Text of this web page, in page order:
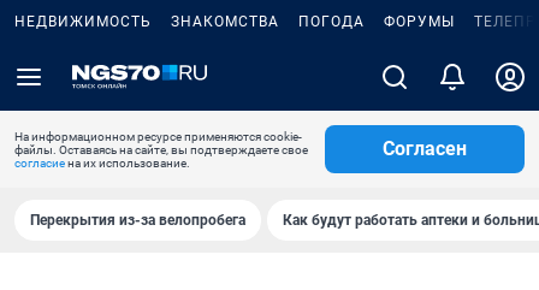
НЕДВИЖИМОСТЬ ЗНАКОМСТВА ПОГОДА ФОРУМЫ
На информационном ресурсе применяются cookie-
файлы. Оставаясь на сайте, вы подтверждаете свое
согласиена их использование.
Согласен
Перекрытия из-за велопробега Как будут работать аптеки и